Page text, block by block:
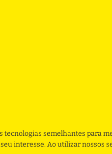
tecnologias semelhantes para
interesse. Ao utilizar nossos